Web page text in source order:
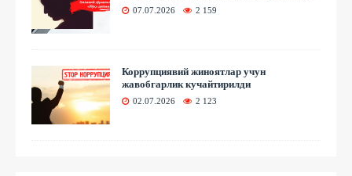
07.07.2026 2 159
Коррупциявий жиноятлар учун
жавобгарлик кучайтирилди
02.07.2026 2 123